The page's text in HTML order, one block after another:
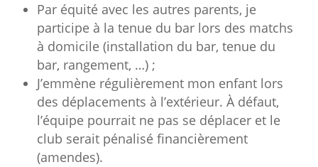
Par équité avec les autres parents, je
participe à la tenue du bar lors des matchs
à domicile (installation du bar, tenue du
bar, rangement, …) ;
J’emmène régulièrement mon enfant lors
des déplacements à l’extérieur. À défaut,
l’équipe pourrait ne pas se déplacer et le
club serait pénalisé financièrement
(amendes).